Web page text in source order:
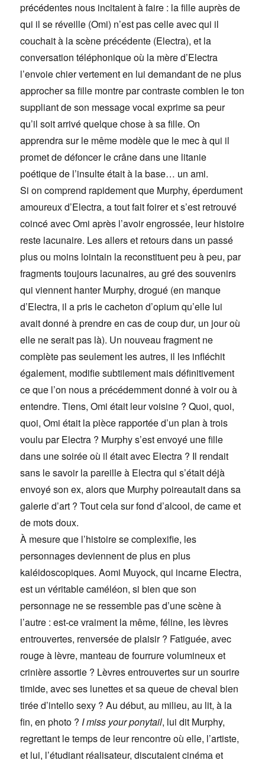
précédentes nous incitaient à faire : la fille auprès de
qui il se réveille (Omi) n’est pas celle avec qui il
couchait à la scène précédente (Electra), et la
conversation téléphonique où la mère d’Electra
l’envoie chier vertement en lui demandant de ne plus
approcher sa fille montre par contraste combien le ton
suppliant de son message vocal exprime sa peur
qu’il soit arrivé quelque chose à sa fille. On
apprendra sur le même modèle que le mec à qui il
promet de défoncer le crâne dans une litanie
poétique de l’insulte était à la base… un ami.
Si on comprend rapidement que Murphy, éperdument
amoureux d’Electra, a tout fait foirer et s’est retrouvé
coincé avec Omi après l’avoir engrossée, leur histoire
reste lacunaire. Les allers et retours dans un passé
plus ou moins lointain la reconstituent peu à peu, par
fragments toujours lacunaires, au gré des souvenirs
qui viennent hanter Murphy, drogué (en manque
d’Electra, il a pris le cacheton d’opium qu’elle lui
avait donné à prendre en cas de coup dur, un jour où
elle ne serait pas là). Un nouveau fragment ne
complète pas seulement les autres, il les infléchit
également, modifie subtilement mais définitivement
ce que l’on nous a précédemment donné à voir ou à
entendre. Tiens, Omi était leur voisine ? Quoi, quoi,
quoi, Omi était la pièce rapportée d’un plan à trois
voulu par Electra ? Murphy s’est envoyé une fille
dans une soirée où il était avec Electra ? Il rendait
sans le savoir la pareille à Electra qui s’était déjà
envoyé son ex, alors que Murphy poireautait dans sa
galerie d’art ? Tout cela sur fond d’alcool, de came et
de mots doux.
À mesure que l’histoire se complexifie, les
personnages deviennent de plus en plus
kaléidoscopiques. Aomi Muyock, qui incarne Electra,
est un véritable caméléon, si bien que son
personnage ne se ressemble pas d’une scène à
l’autre : est-ce vraiment la même, féline, les lèvres
entrouvertes, renversée de plaisir ? Fatiguée, avec
rouge à lèvre, manteau de fourrure volumineux et
crinière assortie ? Lèvres entrouvertes sur un sourire
timide, avec ses lunettes et sa queue de cheval bien
tirée d’intello sexy ? Au début, au milieu, au lit, à la
fin, en photo ? I miss your ponytail, lui dit Murphy,
regrettant le temps de leur rencontre où elle, l’artiste,
et lui, l’étudiant réalisateur, discutaient cinéma et